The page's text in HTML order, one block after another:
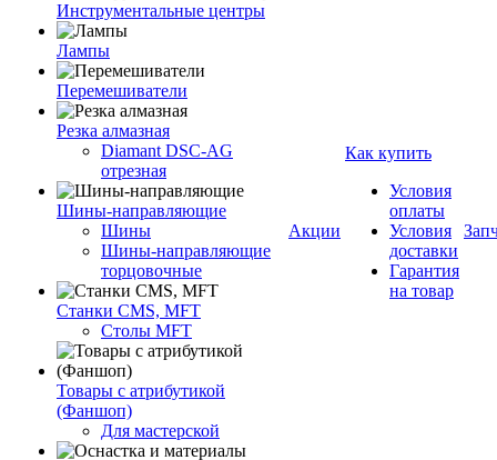
Инструментальные центры
Лампы
Перемешиватели
Резка алмазная
Diamant DSC-AG
отрезная
Шины-направляющие
Шины
Шины-направляющие
торцовочные
Станки CMS, MFT
Столы MFT
Товары с атрибутикой
(Фаншоп)
Для мастерской
Акции
Как купить
Условия
оплаты
Условия
доставки
Гарантия
на товар